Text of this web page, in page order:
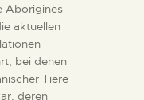
Aborigines-
aktuellen
bei denen
Tiere
deren